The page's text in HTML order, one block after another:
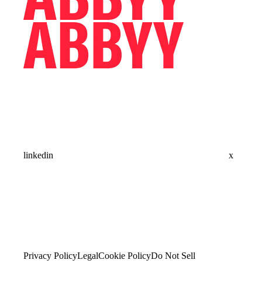
linkedin x
Privacy PolicyLegalCookie PolicyDo Not Sell